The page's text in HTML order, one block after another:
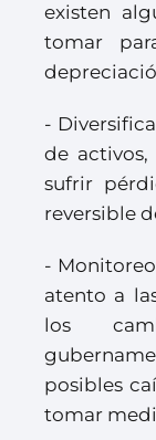
existen
tomar
-
de
sufrir
reversible
-
atento a
los
posibles
tomar